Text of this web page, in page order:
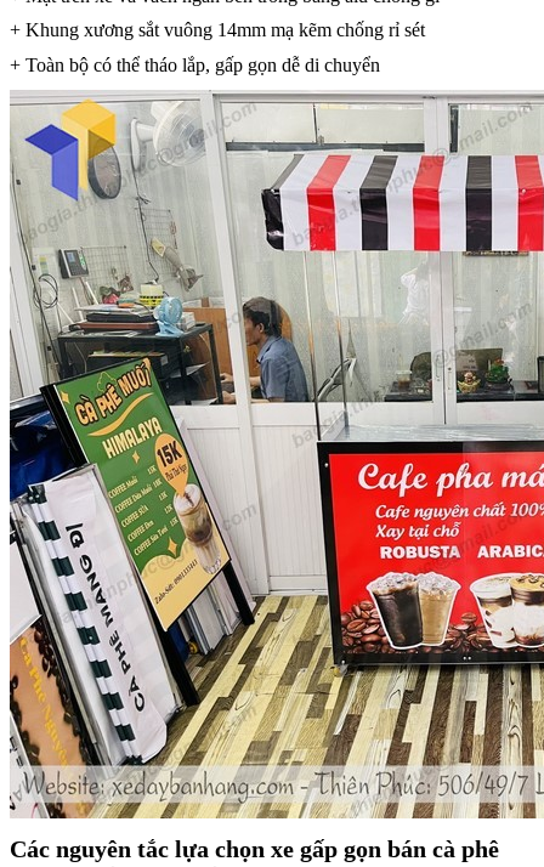
+ Khung xương sắt vuông 14mm mạ kẽm chống rỉ sét
+ Toàn bộ có thể tháo lắp, gấp gọn dễ di chuyển
Các nguyên tắc lựa chọn xe gấp gọn bán cà phê